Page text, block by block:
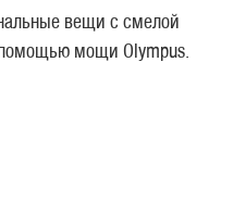
вещи с смелой
мощи Olympus.